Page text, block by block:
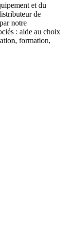
et du
de
notre
: aide au choix
formation,